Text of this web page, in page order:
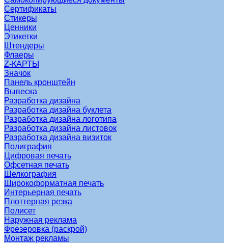
Сертификаты
Стикеры
Ценники
Этикетки
Штендеры
Флаеры
Z-КАРТЫ
Значок
Панель кронштейн
Вывеска
Разработка дизайна
Разработка дизайна буклета
Разработка дизайна логотипа
Разработка дизайна листовок
Разработка дизайна визиток
Полиграфия
Цифровая печать
Офсетная печать
Шелкография
Широкоформатная печать
Интерьерная печать
Плоттерная резка
Полисет
Наружная реклама
Фрезеровка (раскрой)
Монтаж рекламы